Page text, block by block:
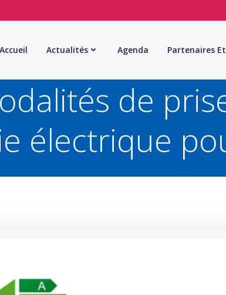
Accueil Actualités Agenda Partenaires
de
électrique